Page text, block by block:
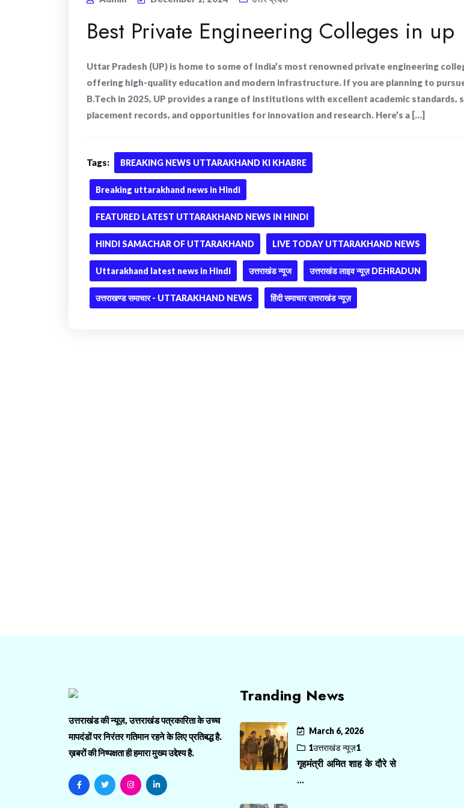
Best Private Engineering Colleges in up
Uttar Pradesh (UP) is home to some of India’s most renowned private engineering
offering high-quality education and modern infrastructure. If you are planning to
B.Tech in 2025, UP provides a range of institutions with excellent academic standards,
placement records, and opportunities for innovation and research. Here’s a [...]
Tags: BREAKING NEWS UTTARAKHAND KI KHABRE
Breaking uttarakhand news in Hindi
FEATURED LATEST UTTARAKHAND NEWS IN HINDI
HINDI SAMACHAR OF UTTARAKHAND LIVE TODAY UTTARAKHAND NEWS
Uttarakhand latest news in Hindi उत्तराखंड न्यूज उत्तराखंड लाइव न्यूज़ DEHRADUN
उत्तराखण्ड समाचार - UTTARAKHAND NEWS हिंदी समाचार उत्तराखंड न्यूज़
उत्तराखंड की न्यूज़, उत्तराखंड पत्रकारिता के उच्च
मापदंडों पर निरंतर गतिमान रहने के लिए प्रतिबद्ध है.
ख़बरों की निष्पक्षता ही हमारा मुख्य उद्देश्य है.
Tranding News
March 6, 2026
1उत्तराखंड न्यूज़1
गृहमंत्री अमित शाह के दौरे से
...